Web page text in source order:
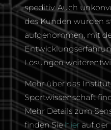
speditiv. Auch
des Kunden wurden
aufgenommen, mit
Lösungen
Mehr über das
Sportwissenschaft
Mehr Details zum
finden Siehierauf der